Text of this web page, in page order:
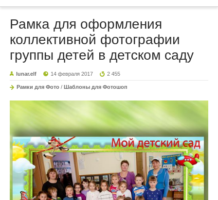
Рамка для оформления
коллективной фотографии
группы детей в детском саду
lunar.elf 14 февраля 2017 2 455
Рамки для Фото / Шаблоны для Фотошоп